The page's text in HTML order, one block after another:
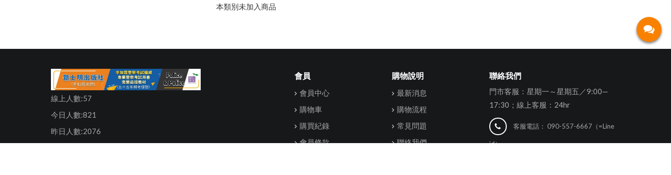
本類別未加入商品
線上人數:57
今日人數:821
昨日人數:2076
會員
會員中心
購物車
購買紀錄
會員條款
購物說明
最新消息
購物流程
常見問題
聯絡我們
聯絡我們
門市客服：星期一～星期五／9:00—
17:30；線上客服：24hr
客服電話： 090-557-6667（=Line
id）